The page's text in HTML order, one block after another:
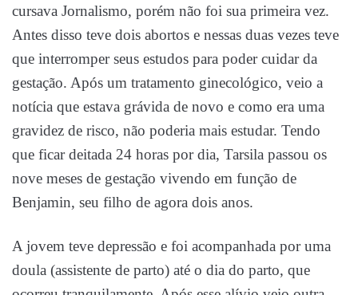
cursava Jornalismo, porém não foi sua primeira vez.
Antes disso teve dois abortos e nessas duas vezes teve
que interromper seus estudos para poder cuidar da
gestação. Após um tratamento ginecológico, veio a
notícia que estava grávida de novo e como era uma
gravidez de risco, não poderia mais estudar. Tendo
que ficar deitada 24 horas por dia, Tarsila passou os
nove meses de gestação vivendo em função de
Benjamin, seu filho de agora dois anos.
A jovem teve depressão e foi acompanhada por uma
doula (assistente de parto) até o dia do parto, que